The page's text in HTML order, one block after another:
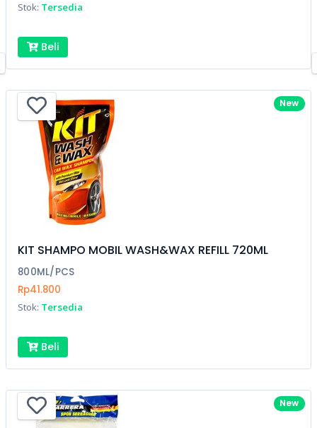
Stok: Tersedia
Beli
New
KIT SHAMPO MOBIL WASH&WAX REFILL 720ML
800ML/PCS
Rp41.800
Stok: Tersedia
Beli
New